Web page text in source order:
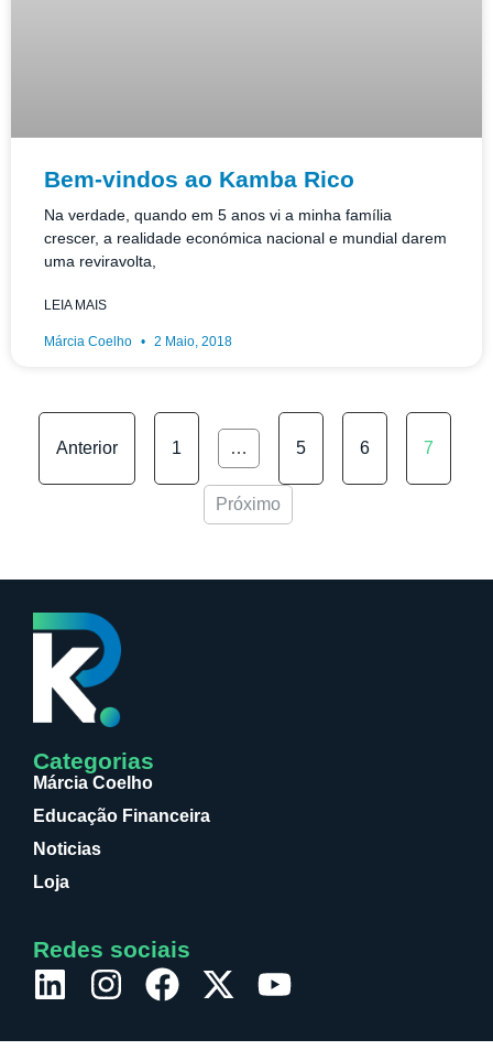
Bem-vindos ao Kamba Rico
Na verdade, quando em 5 anos vi a minha família
crescer, a realidade económica nacional e mundial darem
uma reviravolta,
LEIA MAIS
Márcia Coelho 2 Maio, 2018
Anterior 1 … 5 6 7
Próximo
Categorias
Márcia Coelho
Educação Financeira
Noticias
Loja
Redes sociais